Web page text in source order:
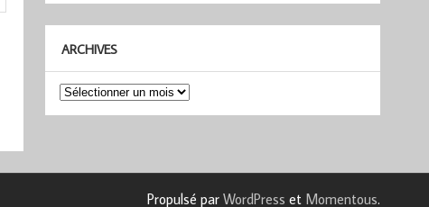
ARCHIVES
Archives
Propulsé parWordPress et Momentous.